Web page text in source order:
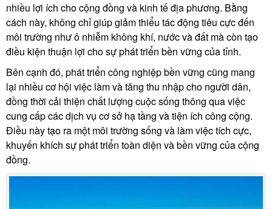
nhiều lợi ích cho cộng đồng và kinh tế địa phương. Bằng
cách này, không chỉ giúp giảm thiểu tác động tiêu cực đến
môi trường như ô nhiễm không khí, nước và đất mà còn tạo
điều kiện thuận lợi cho sự phát triển bền vững của tỉnh.
Bên cạnh đó, phát triển công nghiệp bền vững cũng mang
lại nhiều cơ hội việc làm và tăng thu nhập cho người dân,
đồng thời cải thiện chất lượng cuộc sống thông qua việc
cung cấp các dịch vụ cơ sở hạ tầng và tiện ích công cộng.
Điều này tạo ra một môi trường sống và làm việc tích cực,
khuyến khích sự phát triển toàn diện và bền vững của cộng
đồng.